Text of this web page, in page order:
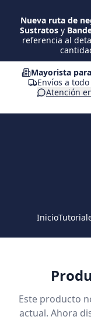
Nueva ruta de
Sustratosy
referencia al
Mayorista
Envíos a
Atención
Inicio
Este producto
actual. Ahora